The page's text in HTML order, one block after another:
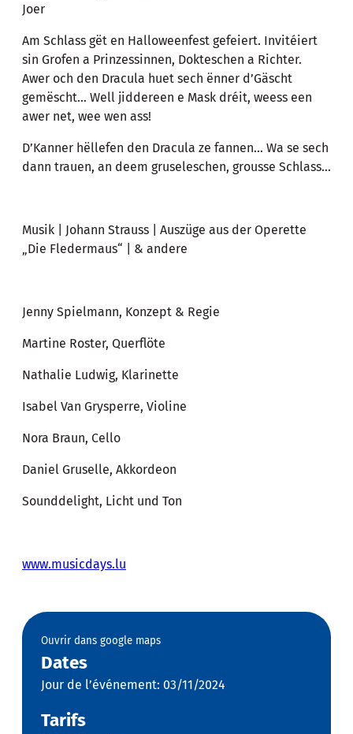
Joer
Am Schlass gët en Halloweenfest gefeiert. Invitéiert
sin Grofen a Prinzessinnen, Dokteschen a Richter.
Awer och den Dracula huet sech ënner d’Gäscht
gemëscht… Well jiddereen e Mask dréit, weess een
awer net, wee wen ass!
D’Kanner hëllefen den Dracula ze fannen… Wa se sech
dann trauen, an deem gruseleschen, grousse Schlass…
Musik | Johann Strauss | Auszüge aus der Operette
„Die Fledermaus“ | & andere
Jenny Spielmann, Konzept & Regie
Martine Roster, Querflöte
Nathalie Ludwig, Klarinette
Isabel Van Grysperre, Violine
Nora Braun, Cello
Daniel Gruselle, Akkordeon
Sounddelight, Licht und Ton
www.musicdays.lu
Ouvrir dans google maps
Dates
Jour de l’événement: 03/11/2024
Tarifs